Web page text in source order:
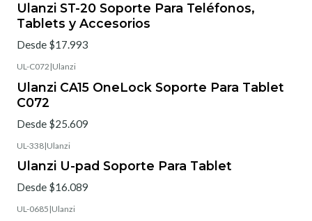
Ulanzi ST-20 Soporte Para Teléfonos,
Tablets y Accesorios
Desde $17.993
UL-C072 |Ulanzi
Ulanzi CA15 OneLock Soporte Para Tablet
C072
Desde $25.609
UL-338|Ulanzi
Ulanzi U-pad Soporte Para Tablet
Desde $16.089
UL-0685 |Ulanzi